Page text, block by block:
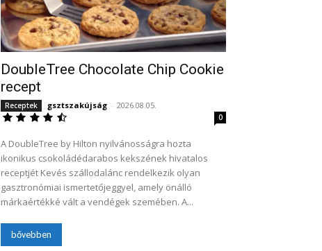
DoubleTree Chocolate Chip Cookie
recept
Receptek gsztszakújság - 2026.08.05.
0
A DoubleTree by Hilton nyilvánosságra hozta
ikonikus csokoládédarabos kekszének hivatalos
receptjét Kevés szállodalánc rendelkezik olyan
gasztronómiai ismertetőjeggyel, amely önálló
márkaértékké vált a vendégek szemében. A...
bővebben